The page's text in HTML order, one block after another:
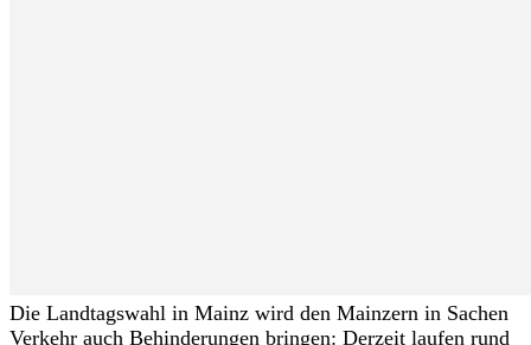
Die Landtagswahl in Mainz wird den Mainzern in Sachen
Verkehr auch Behinderungen bringen: Derzeit laufen rund